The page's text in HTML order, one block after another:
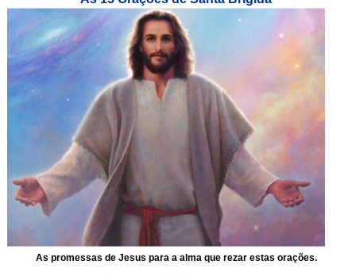
As promessas de Jesus para a alma que rezar estas orações.